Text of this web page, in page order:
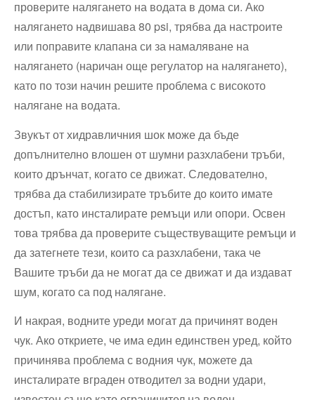
проверите налягането на водата в дома си. Ако
налягането надвишава 80 psi, трябва да настроите
или поправите клапана си за намаляване на
налягането (наричан още регулатор на налягането),
като по този начин решите проблема с високото
налягане на водата.
Звукът от хидравличния шок може да бъде
допълнително влошен от шумни разхлабени тръби,
които дрънчат, когато се движат. Следователно,
трябва да стабилизирате тръбите до които имате
достъп, като инсталирате ремъци или опори. Освен
това трябва да проверите съществуващите ремъци и
да затегнете тези, които са разхлабени, така че
Вашите тръби да не могат да се движат и да издават
шум, когато са под налягане.
И накрая, водните уреди могат да причинят воден
чук. Ако откриете, че има един единствен уред, който
причинява проблема с водния чук, можете да
инсталирате вграден отводител за водни удари,